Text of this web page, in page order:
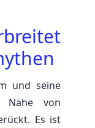
und seine
von
Es ist